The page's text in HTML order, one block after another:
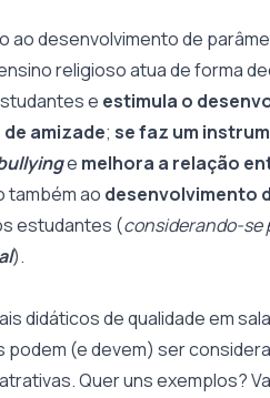
ao desenvolvimento de
religioso atua de forma
e estimula o
amizade; se faz um
e melhora a relação
também ao desenvolvimento
estudantes (considerando-se
).
didáticos de qualidade em
(e devem) ser
Quer uns exemplos?